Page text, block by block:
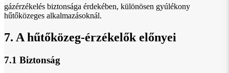
gázérzékelés biztonsága érdekében, különösen gyúlékony
hűtőközeges alkalmazásoknál.
7. A hűtőközeg-érzékelők előnyei
7.1 Biztonság